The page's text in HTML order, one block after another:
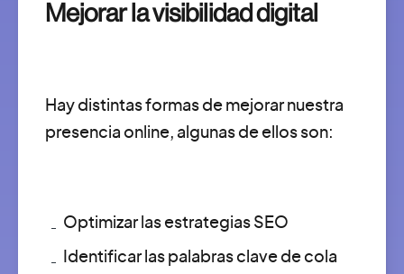
Mejorar la visibilidad digital
Hay distintas formas de mejorar nuestra
presencia online, algunas de ellos son:
Optimizar las estrategias SEO
Identificar las palabras clave de cola